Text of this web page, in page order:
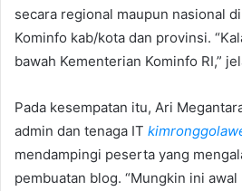
secara regional maupun nasional
Kominfo kab/kota dan provinsi.
bawah Kementerian Kominfo RI,”
Pada kesempatan itu, Ari
admin dan tenaga IT
mendampingi peserta yang
pembuatan blog. “Mungkin ini